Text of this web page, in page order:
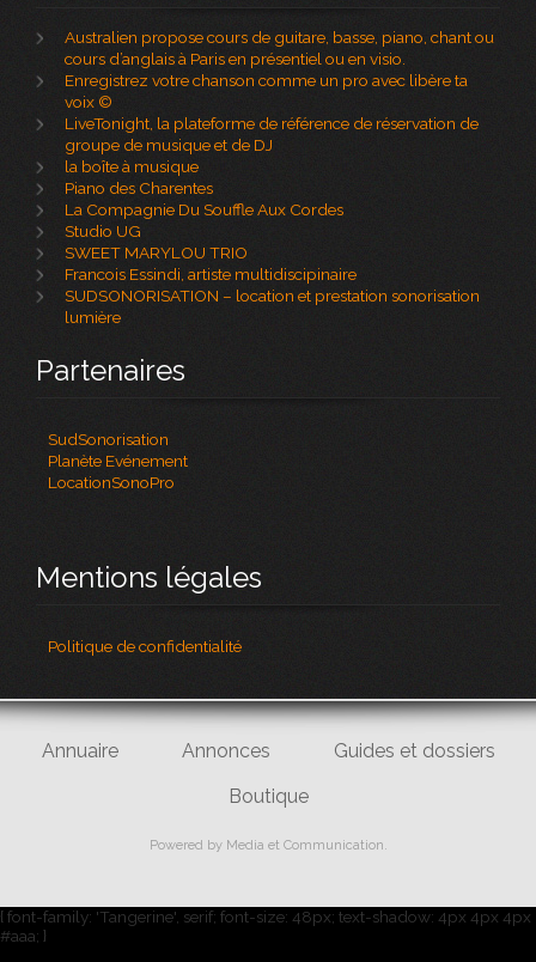
Australien propose cours de guitare, basse, piano, chant ou
cours d’anglais à Paris en présentiel ou en visio.
Enregistrez votre chanson comme un pro avec libère ta
voix ©
LiveTonight, la plateforme de référence de réservation de
groupe de musique et de DJ
la boîte à musique
Piano des Charentes
La Compagnie Du Souffle Aux Cordes
Studio UG
SWEET MARYLOU TRIO
Francois Essindi, artiste multidiscipinaire
SUDSONORISATION – location et prestation sonorisation
lumière
Partenaires
SudSonorisation
Planète Evénement
LocationSonoPro
Mentions légales
Politique de confidentialité
Annuaire Annonces
Guides et dossiers
Boutique
Powered by Media et Communication.
{ font-family: 'Tangerine', serif; font-size: 48px; text-shadow: 4px 4px 4px
#aaa; }